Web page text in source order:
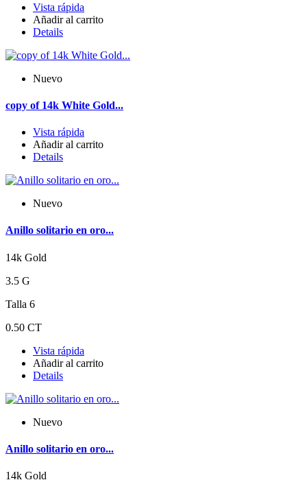
Vista rápida
Añadir al carrito
Details
Nuevo
copy of 14k White Gold...
Vista rápida
Añadir al carrito
Details
Nuevo
Anillo solitario en oro...
14k Gold
3.5 G
Talla 6
0.50 CT
Vista rápida
Añadir al carrito
Details
Nuevo
Anillo solitario en oro...
14k Gold